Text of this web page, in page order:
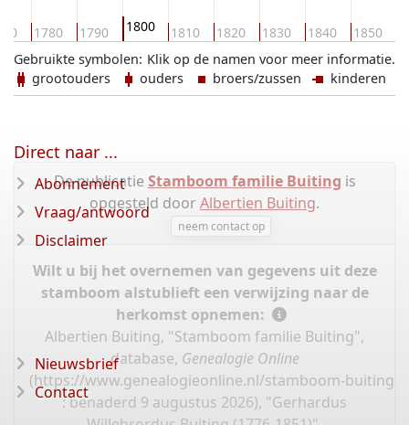
1780 1790 1800 1810 1820 1830 1840 1850
Klik op de namen voor meer informatie.
Gebruikte symbolen:
grootouders
ouders broers/zussen kinderen
De publicatie Stamboom familie Buiting is
opgesteld doorAlbertien Buiting.
neem contact op
Wilt u bij het overnemen van gegevens uit deze
stamboom alstublieft een verwijzing naar de
herkomst opnemen:
Albertien Buiting, "Stamboom familie Buiting",
database, Genealogie Online
(https://www.genealogieonline.nl/stamboom-buiting/
: benaderd 9 augustus 2026), "Gerhardus
Direct naar ...
Abonnement
Vraag/antwoord
Disclaimer
Nieuwsbrief
Contact